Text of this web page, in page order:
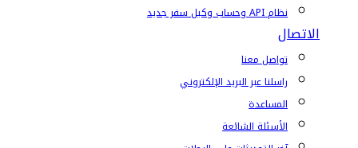
نظام API وحساب وكيل سفر جديد
الاتصال
تواصل معنا
راسلنا عبر البريد الإلكتروني
المساعدة
الأسئلة الشائعة